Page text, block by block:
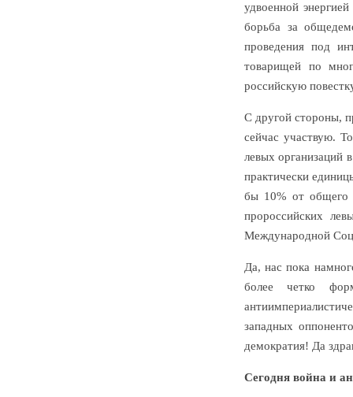
удвоенной
борьба за
проведения под
товарищей по
российскую
С другой стороны,
сейчас участвую.
левых организаций
практически
бы 10% от общего
пророссийских
Международной
Да, нас пока
более четко
западных
демократия! Да
Сегодня война и